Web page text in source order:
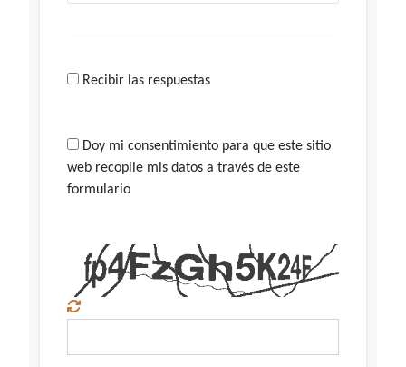
Recibir las respuestas
Doy mi consentimiento para que este sitio
web recopile mis datos a través de este
formulario